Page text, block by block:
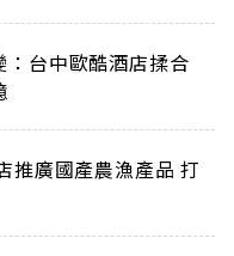
台中歐酷酒店揉合
推廣國產農漁產品 打